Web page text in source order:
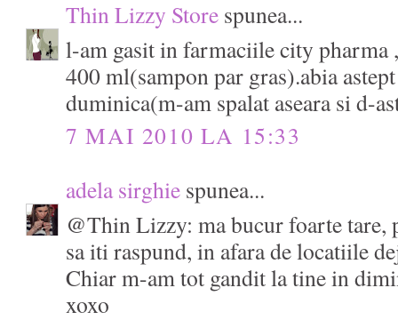
Thin Lizzy Store spunea...
l-am gasit in farmaciile city pharma
400 ml(sampon par gras).abia
duminica(m-am spalat aseara si d-
7 MAI 2010 LA 15:33
adela sirghie spunea...
@Thin Lizzy: ma bucur foarte tare,
sa iti raspund, in afara de locatiile
Chiar m-am tot gandit la tine in
xoxo